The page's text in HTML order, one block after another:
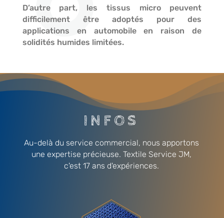
D’autre part, les tissus micro peuvent
difficilement être adoptés pour des
applications en automobile en raison de
solidités humides limitées.
INFOS
Au-delà du service commercial, nous apportons
une expertise précieuse. Textile Service JM,
c'est 17 ans d'expériences.